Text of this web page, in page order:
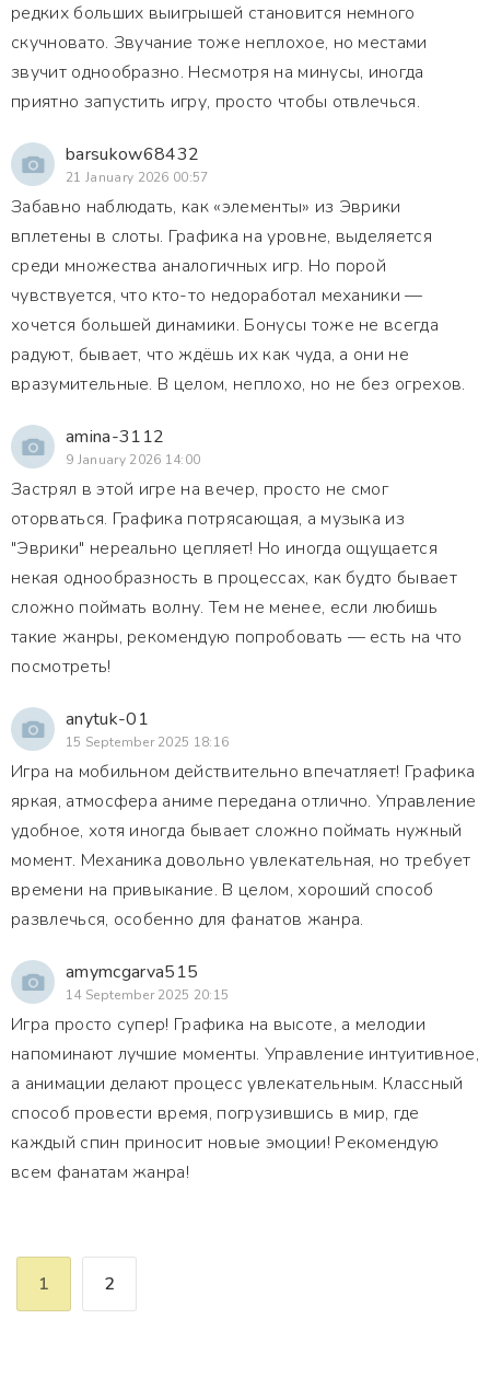
редких больших выигрышей становится немного
скучновато. Звучание тоже неплохое, но местами
звучит однообразно. Несмотря на минусы, иногда
приятно запустить игру, просто чтобы отвлечься.
barsukow68432
21 January 2026 00:57
Забавно наблюдать, как «элементы» из Эврики
вплетены в слоты. Графика на уровне, выделяется
среди множества аналогичных игр. Но порой
чувствуется, что кто-то недоработал механики —
хочется большей динамики. Бонусы тоже не всегда
радуют, бывает, что ждёшь их как чуда, а они не
вразумительные. В целом, неплохо, но не без огрехов.
amina-3112
9 January 2026 14:00
Застрял в этой игре на вечер, просто не смог
оторваться. Графика потрясающая, а музыка из
"Эврики" нереально цепляет! Но иногда ощущается
некая однообразность в процессах, как будто бывает
сложно поймать волну. Тем не менее, если любишь
такие жанры, рекомендую попробовать — есть на что
посмотреть!
anytuk-01
15 September 2025 18:16
Игра на мобильном действительно впечатляет! Графика
яркая, атмосфера аниме передана отлично. Управление
удобное, хотя иногда бывает сложно поймать нужный
момент. Механика довольно увлекательная, но требует
времени на привыкание. В целом, хороший способ
развлечься, особенно для фанатов жанра.
amymcgarva515
14 September 2025 20:15
Игра просто супер! Графика на высоте, а мелодии
напоминают лучшие моменты. Управление интуитивное,
а анимации делают процесс увлекательным. Классный
способ провести время, погрузившись в мир, где
каждый спин приносит новые эмоции! Рекомендую
всем фанатам жанра!
1 2